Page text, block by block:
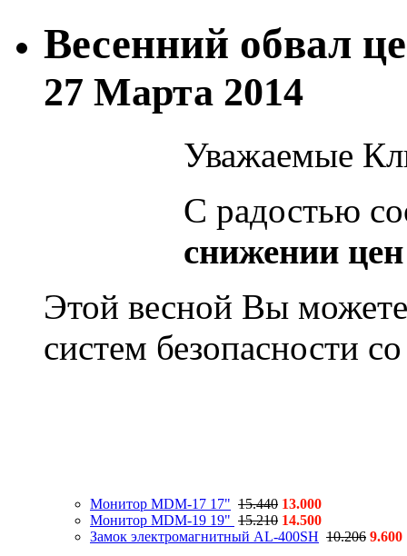
Весенний обвал
27 Марта 2014
Уважаемые
С радостью
снижении цен
Этой весной Вы
систем безопасности
Монитор MDM-17 17" 15.440 13.000
Монитор MDM-19 19" 15.210 14.500
Замок электромагнитный AL-400SH 10.206 9.600